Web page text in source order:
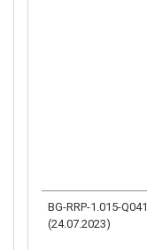
BG-RRP-1.015-Q041
(24.07.2023)